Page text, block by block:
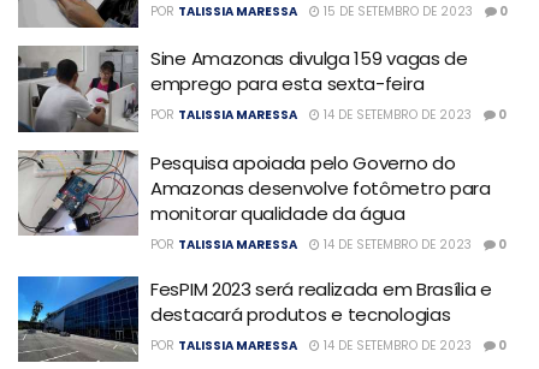
POR TALISSIA MARESSA 15 DE SETEMBRO DE 2023 0
Sine Amazonas divulga 159 vagas de
emprego para esta sexta-feira
POR TALISSIA MARESSA 14 DE SETEMBRO DE 2023 0
Pesquisa apoiada pelo Governo do
Amazonas desenvolve fotômetro para
monitorar qualidade da água
POR TALISSIA MARESSA 14 DE SETEMBRO DE 2023 0
FesPIM 2023 será realizada em Brasília e
destacará produtos e tecnologias
POR TALISSIA MARESSA 14 DE SETEMBRO DE 2023 0